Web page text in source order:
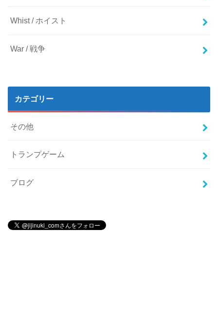
Whist / ホイスト
War / 戦争
カテゴリー
その他
トランプゲーム
ブログ